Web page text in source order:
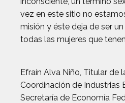
vez en este sitio no
misión y éste deja de ser
todas las mujeres que
Efraín Alva Niño, Titular de
Coordinación de Industrias
Secretaría de Economía